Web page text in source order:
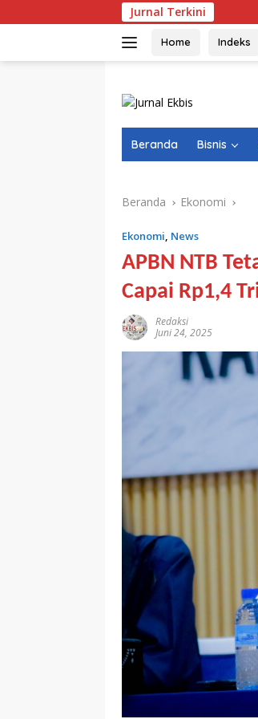
ke
Jurnal Terkini
Home Indeks
Beranda Bisnis
Beranda Ekonomi
Ekonomi, News
APBN NTB
Capai Rp1,4
Redaksi
Juni 24, 2025